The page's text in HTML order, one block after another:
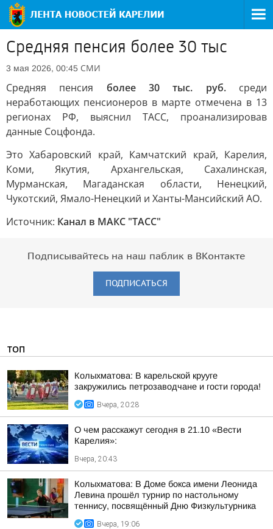
Средняя пенсия более 30 тыс
3 мая 2026, 00:45 СМИ
Средняя пенсия более 30 тыс. руб.среди
неработающих пенсионеров в марте отмечена в 13
регионах РФ, выяснил ТАСС, проанализировав
данные Соцфонда.
Это Хабаровский край, Камчатский край, Карелия,
Коми, Якутия, Архангельская, Сахалинская,
Мурманская, Магаданская области, Ненецкий,
Чукотский, Ямало-Ненецкий и Ханты-Мансийский АО.
Источник: Канал в МАКС "ТАСС"
Подписывайтесь на наш паблик в ВКонтакте
ПОДПИСАТЬСЯ
ТОП
Колыхматова: В карельской крууге
закружились петрозаводчане и гости города!
Вчера, 20:28
О чем расскажут сегодня в 21.10 «Вести
Карелия»:
Вчера, 20:43
Колыхматова: В Доме бокса имени Леонида
Левина прошёл турнир по настольному
теннису, посвящённый Дню Физкультурника
Вчера, 19:06